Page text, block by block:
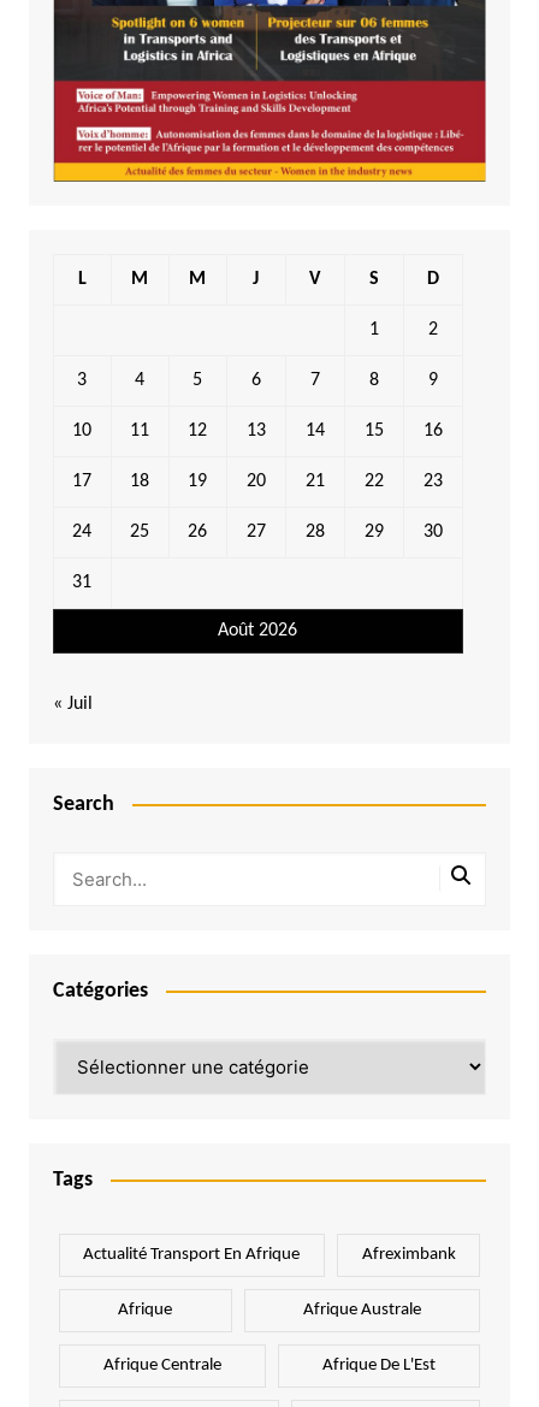
Août 2026
L M M J V S D
1 2
3 4 5 6 7 8 9
10 11 12 13 14 15 16
17 18 19 20 21 22 23
24 25 26 27 28 29 30
31
« Juil
Search
Catégories
Tags
Actualité Transport En Afrique Afreximbank
Afrique Afrique Australe
Afrique Centrale Afrique De L'Est